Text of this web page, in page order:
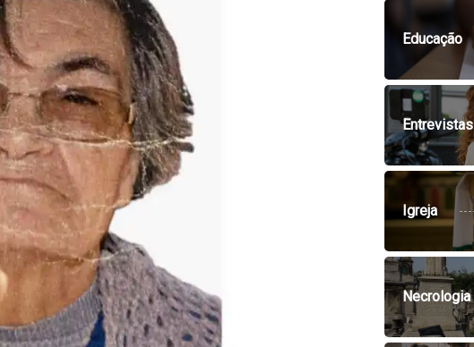
Educação
Entrevistas
Igreja
Necrologia